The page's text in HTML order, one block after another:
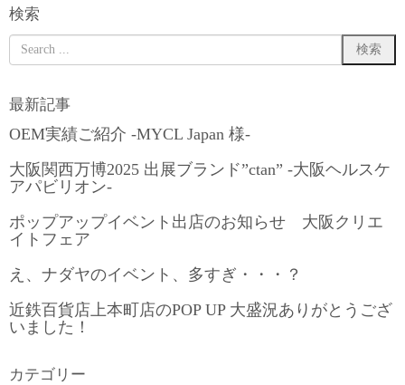
検索
最新記事
OEM実績ご紹介 -MYCL Japan 様-
大阪関西万博2025 出展ブランド”ctan” -大阪ヘルスケ
アパビリオン-
ポップアップイベント出店のお知らせ 大阪クリエ
イトフェア
え、ナダヤのイベント、多すぎ・・・？
近鉄百貨店上本町店のPOP UP 大盛況ありがとうござ
いました！
カテゴリー